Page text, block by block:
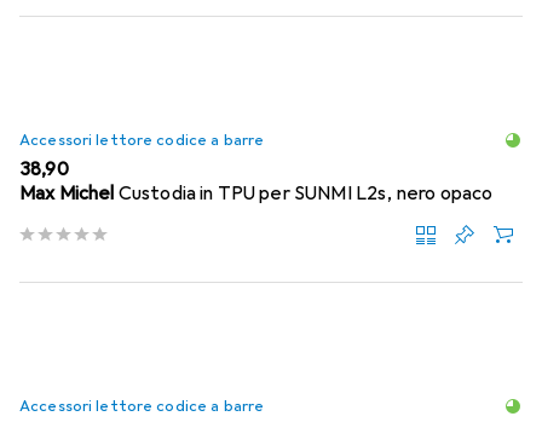
Accessori lettore codice a barre
EUR
38,90
Max Michel Custodia in TPU per SUNMI L2s, nero opaco
Accessori lettore codice a barre